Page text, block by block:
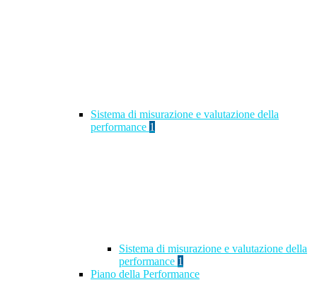
Sistema di misurazione e valutazione della
performance 1
Sistema di misurazione e valutazione della
performance 1
Piano della Performance